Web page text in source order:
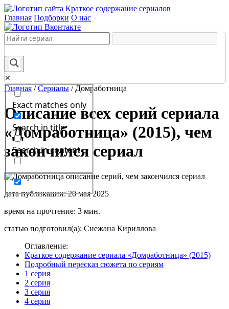
Краткое содержание сериалов
Главная Подборки О нас
Exact matches only
Search in title
Search in content
Главная /Сериалы / Домработница
Описание всех серий сериала
«Домработница» (2015), чем
закончился сериал
дата публикации: 20 мая 2025
время на прочтение: 3 мин.
статью подготовил(а): Снежана Кириллова
Оглавление:
Краткое содержание сериала «Домработница» (2015)
Подробный пересказ сюжета по сериям
1 серия
2 серия
3 серия
4 серия